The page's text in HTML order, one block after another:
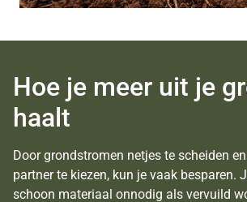
Hoe je meer uit je
haalt
Door grondstromen netjes te scheiden
partner te kiezen, kun je vaak besparen.
schoon materiaal onnodig als vervuild